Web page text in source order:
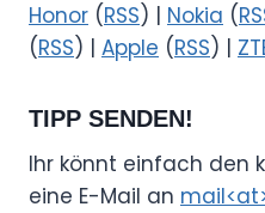
Honor (RSS) | Nokia (
(RSS) | Apple (RSS) |
TIPP SENDEN!
Ihr könnt einfach den
eine E-Mail an